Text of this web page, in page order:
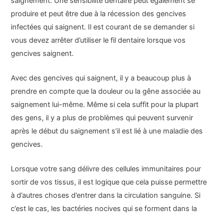
produire et peut être due à la récession des gencives
infectées qui saignent. Il est courant de se demander si
vous devez arrêter d’utiliser le fil dentaire lorsque vos
gencives saignent.
Avec des gencives qui saignent, il y a beaucoup plus à
prendre en compte que la douleur ou la gêne associée au
saignement lui-même. Même si cela suffit pour la plupart
des gens, il y a plus de problèmes qui peuvent survenir
après le début du saignement s’il est lié à une maladie des
gencives.
Lorsque votre sang délivre des cellules immunitaires pour
sortir de vos tissus, il est logique que cela puisse permettre
à d’autres choses d’entrer dans la circulation sanguine. Si
c’est le cas, les bactéries nocives qui se forment dans la